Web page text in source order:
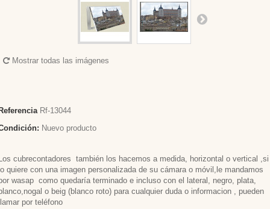
Mostrar todas las imágenes
Rf-13044
Nuevo producto
cubrecontadores también los hacemos a medida, horizontal o vertical ,si
quiere con una imagen personalizada de su cámara o móvil,le mandamos
wasap como quedaría terminado e incluso con el lateral, negro, plata,
o beig (blanco roto) para cualquier duda o informacion , pueden
por teléfono